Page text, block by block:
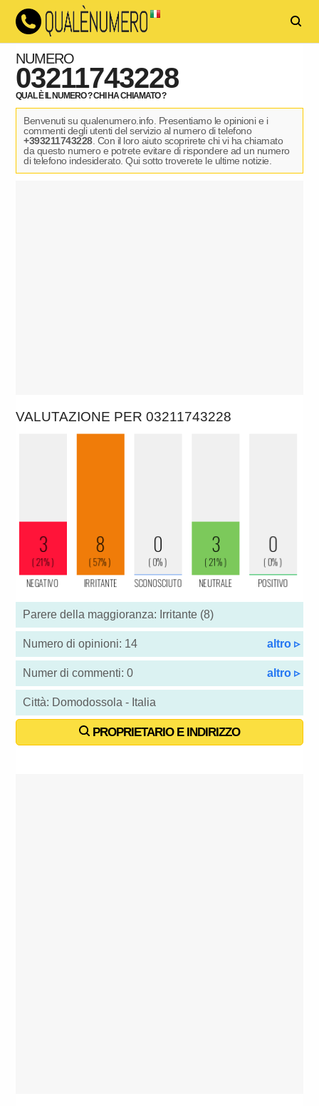
NUMERO
03211743228
QUAL È IL NUMERO ? CHI HA CHIAMATO ?
Benvenuti su qualenumero.info. Presentiamo le opinioni e i
commenti degli utenti del servizio al numero di telefono
+393211743228. Con il loro aiuto scoprirete chi vi ha chiamato
da questo numero e potrete evitare di rispondere ad un numero
di telefono indesiderato. Qui sotto troverete le ultime notizie.
VALUTAZIONE PER 03211743228
Parere della maggioranza: Irritante (8)
Numero di opinioni: 14 altro ▹
Numer di commenti: 0 altro ▹
Città: Domodossola - Italia
PROPRIETARIO E INDIRIZZO